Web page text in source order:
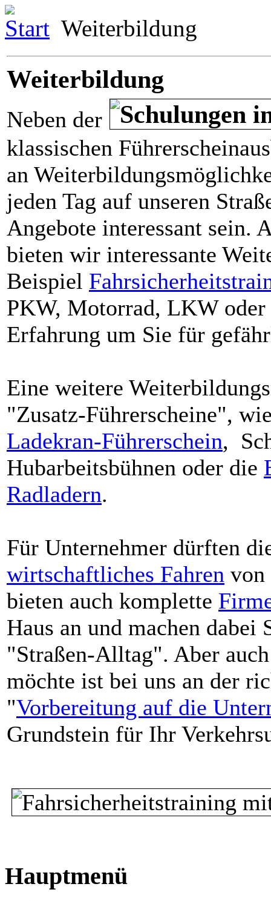
Start Weiterbildung
Weiterbildung
Neben der
klassischen
an
jeden Tag auf unseren
Angebote interessant sein.
bieten wir interessante
Beispiel
PKW, Motorrad, LKW
Erfahrung um Sie für
Eine weitere
"Zusatz-Führerscheine",
Ladekran-Führerschein,
Hubarbeitsbühnen oder die
Radladern.
Für Unternehmer dürften
wirtschaftliches Fahren von
bieten auch komplette
Haus an und machen
"Straßen-Alltag". Aber
möchte ist bei uns an der
"Vorbereitung auf die
Grundstein für Ihr
Hauptmenü